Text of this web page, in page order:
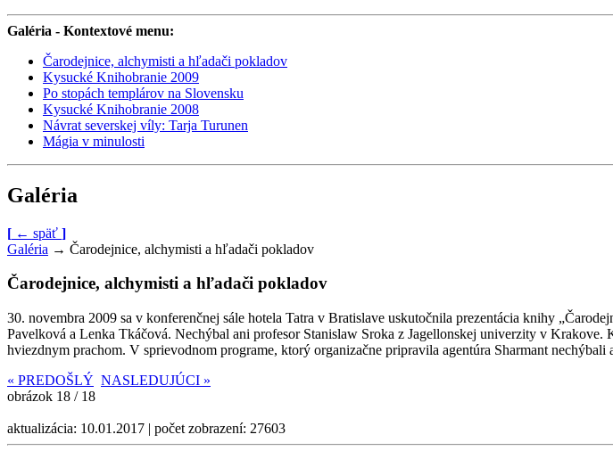
Galéria - Kontextové menu:
Čarodejnice, alchymisti a hľadači pokladov
Kysucké Knihobranie 2009
Po stopách templárov na Slovensku
Kysucké Knihobranie 2008
Návrat severskej víly: Tarja Turunen
Mágia v minulosti
Galéria
[ ← späť ]
Galéria → Čarodejnice, alchymisti a hľadači pokladov
Čarodejnice, alchymisti a hľadači pokladov
30. novembra 2009 sa v konferenčnej sále hotela Tatra v Bratislave uskutočnila prezentácia knihy
Pavelková a Lenka Tkáčová. Nechýbal ani profesor Stanislaw Sroka z Jagellonskej univerzity v
hviezdnym prachom. V sprievodnom programe, ktorý organizačne pripravila agentúra Sharmant
« PREDOŠLÝ NASLEDUJÚCI »
obrázok 18 / 18
aktualizácia: 10.01.2017 | počet zobrazení: 27603